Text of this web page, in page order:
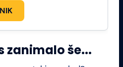
zanimalo še...